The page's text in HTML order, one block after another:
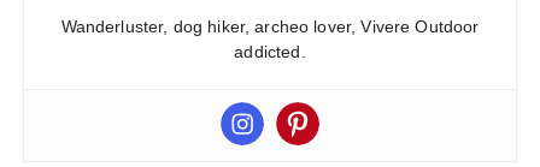
Wanderluster, dog hiker, archeo lover, Vivere Outdoor
addicted.